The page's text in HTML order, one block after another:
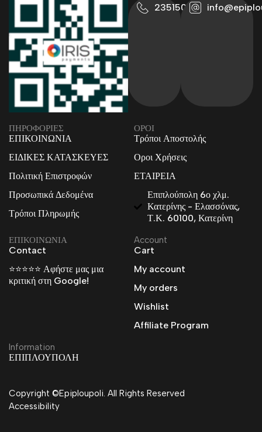
2351500711
ΠΗΡΟΦΟΡΙΕΣ
ΕΠΙΚΟΙΝΩΝΙΑ
ΕΙΔΙΚΕΣ ΚΑΤΑΣΚΕΥΕΣ
Πολιτική Επιστροφών
Προσωπικά Δεδομένα
Τρόποι Πληρωμής
ΟΡΟΙ
Τρόποι Αποστολής
Οροι Χρήσεις
ΕΤΑΙΡΕΙΑ
Επιπλούπολη 6ο χλμ.
Κατερίνης - Ελασσόνας,
Τ.Κ. 60100, Κατερίνη
ΕΠΙΚΟΙΝΩΝΙΑ
Contact
⭐⭐⭐⭐⭐ Αφήστε μας μια
κριτική στη Google!
Account
Cart
My account
My orders
Wishlist
Affiliate Program
Information
ΕΠΙΠΛΟΥΠΟΛΗ
Copyright ©Epiploupoli. All Rights Reserved
Accessibility